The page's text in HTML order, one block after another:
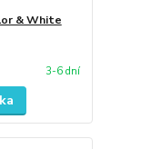
& White
3-6 dní